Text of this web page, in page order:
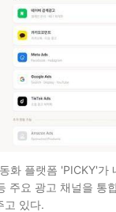
화 플랫폼 'PICKY'가
주요 광고 채널을 통
고 있다.